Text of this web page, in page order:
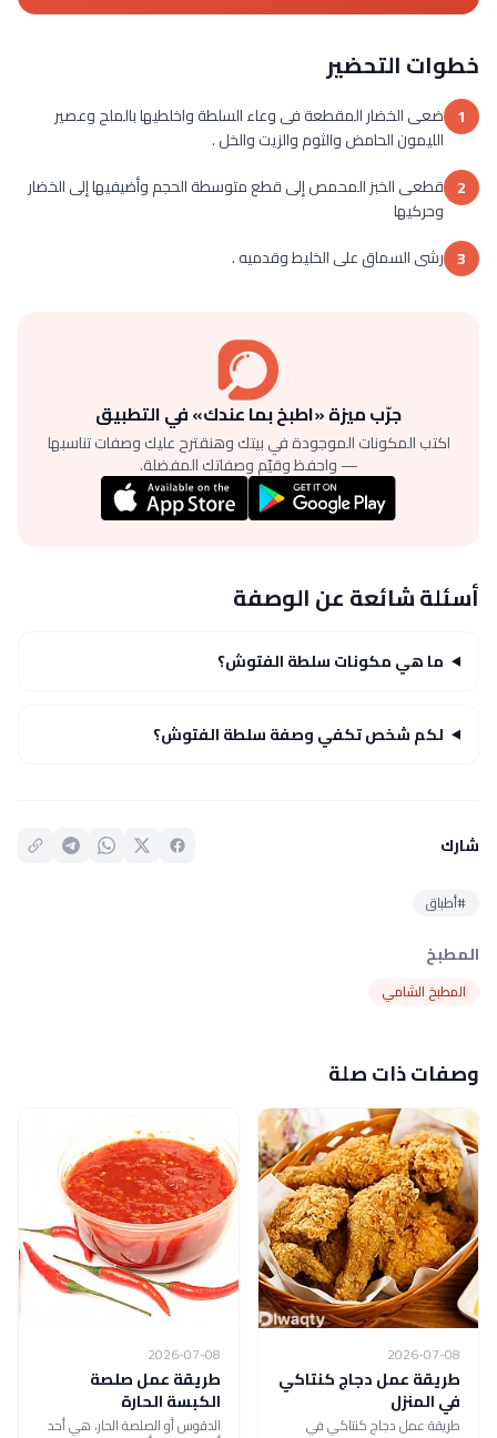
خطوات التحضير
1 ضعى الخضار المقطعة فى وعاء السلطة واخلطيها بالملح وعصير
الليمون الحامض والثوم والزيت والخل .
2 قطعى الخبز المحمص إلى قطع متوسطة الحجم وأضيفيها إلى الخضار
وحركيها
3 رشى السماق على الخليط وقدميه .
جرّب ميزة «اطبخ بما عندك» في التطبيق
اكتب المكونات الموجودة في بيتك وهنقترح عليك وصفات تناسبها
— واحفظ وقيّم وصفاتك المفضلة.
أسئلة شائعة عن الوصفة
ما هي مكونات سلطة الفتوش؟
لكم شخص تكفي وصفة سلطة الفتوش؟
شارك
#أطباق
المطبخ
المطبخ الشامي
وصفات ذات صلة
2026-07-08
طريقة عمل دجاج كنتاكي
في المنزل
طريقة عمل دجاج كنتاكي في
2026-07-08
طريقة عمل صلصة
الكبسة الحارة
الدقوس أو الصلصة الحار، هي أحد